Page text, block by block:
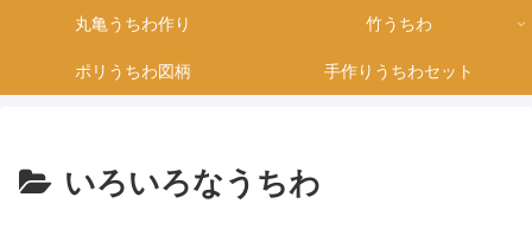
丸亀うちわ作り 竹うちわ
ポリうちわ図柄 手作りうちわセット
いろいろなうちわ